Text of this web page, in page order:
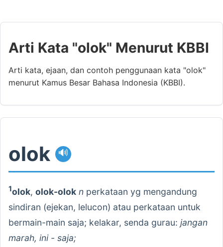
Arti Kata "olok" Menurut KBBI
Arti kata, ejaan, dan contoh penggunaan kata "olok"
menurut Kamus Besar Bahasa Indonesia (KBBI).
olok 🔊
1olok, olok-olok n perkataan yg mengandung
sindiran (ejekan, lelucon) atau perkataan untuk
bermain-main saja; kelakar, senda gurau: jangan
marah, ini - saja;